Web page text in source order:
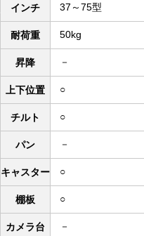
インチ 37～75型
耐荷重 50kg
昇降 －
上下位置 ○
チルト ○
パン －
キャスター ○
棚板 ○
カメラ台 －